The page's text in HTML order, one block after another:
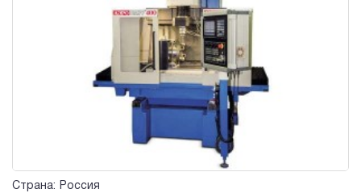
Страна:
Россия